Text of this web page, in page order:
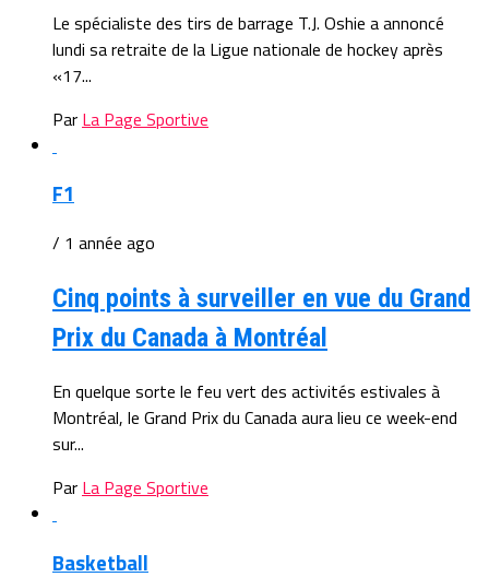
Le spécialiste des tirs de barrage T.J. Oshie a annoncé
lundi sa retraite de la Ligue nationale de hockey après
«17...
Par La Page Sportive
F1
/ 1 année ago
Cinq points à surveiller en vue du Grand
Prix du Canada à Montréal
En quelque sorte le feu vert des activités estivales à
Montréal, le Grand Prix du Canada aura lieu ce week-end
sur...
Par La Page Sportive
Basketball